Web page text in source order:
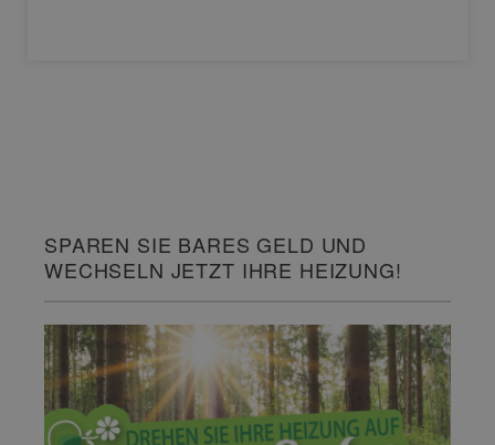
SPAREN SIE BARES GELD UND
WECHSELN JETZT IHRE HEIZUNG!